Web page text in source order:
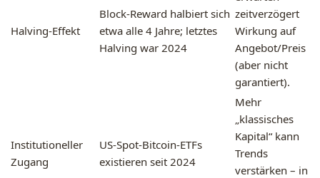
Halving-Effekt
Block-Reward halbiert sich
etwa alle 4 Jahre; letztes
Halving war 2024
zeitverzögert
Wirkung auf
Angebot/Preis
(aber nicht
garantiert).
Institutioneller
Zugang
US-Spot-Bitcoin-ETFs
existieren seit 2024
Mehr
„klassisches
Kapital“ kann
Trends
verstärken – in